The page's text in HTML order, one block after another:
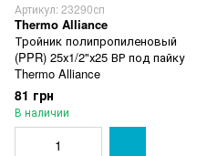
Артикул: 23290сп
Thermo Alliance
Тройник полипропиленовый
(PPR) 25х1/2"х25 ВР под пайку
Thermo Alliance
81 грн
В наличии